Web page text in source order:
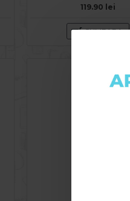
119.90 lei
CUMPARA